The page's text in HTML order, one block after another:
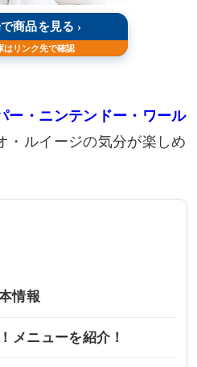
ー・ニンテンドー・ワール
・ルイージの気分が楽しめ
情報
メニューを紹介！